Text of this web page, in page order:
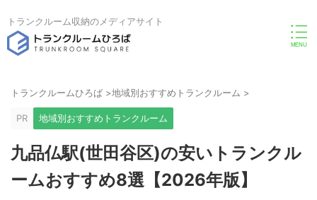
トランクルーム収納のメディアサイト
トランクルームひろば >地域別おすすめトランクルーム >
PR 地域別おすすめトランクルーム
九品仏駅(世田谷区)の安いトランクル
ームおすすめ8選【2026年版】